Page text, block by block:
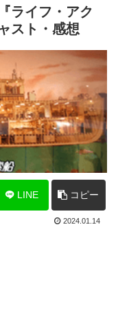
ライフ・アク
スト・感想
LINE コピー
2024.01.14